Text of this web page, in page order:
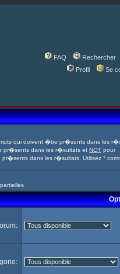
FAQ
Rechercher
Profil
Se
qui doivent �tre pr�sents dans les
pr�sents dans les r�sultats et NOT pour
dans les r�sultats. Utilisez *